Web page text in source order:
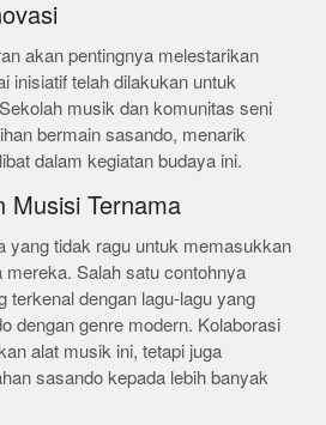
akan pentingnya melestarikan
inisiatif telah dilakukan untuk
musik dan komunitas seni
bermain sasando, menarik
dalam kegiatan budaya ini.
Musisi Ternama
yang tidak ragu untuk memasukkan
Salah satu contohnya
terkenal dengan lagu-lagu yang
dengan genre modern. Kolaborasi
alat musik ini, tetapi juga
sasando kepada lebih banyak